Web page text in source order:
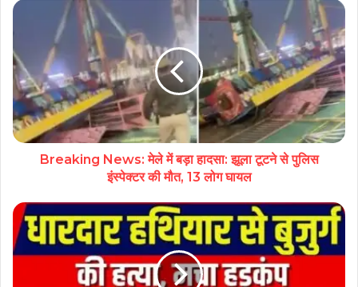
Breaking News: मेले में बड़ा हादसा: झूला टूटने से पुलिस
इंस्पेक्टर की मौत, 13 लोग घायल